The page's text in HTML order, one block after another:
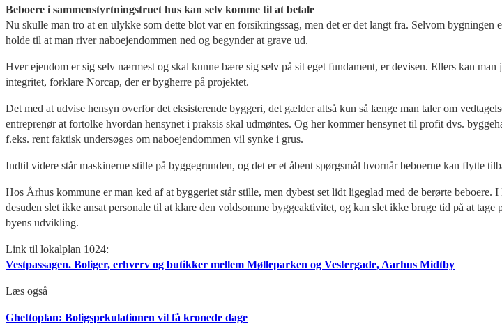
Beboere i sammenstyrtningstruet hus kan selv komme til at betale
Nu skulle man tro at en ulykke som dette blot var en forsikringssag, men det er det langt fra. Selvom bygningen
holde til at man river naboejendommen ned og begynder at grave ud.
Hver ejendom er sig selv nærmest og skal kunne bære sig selv på sit eget fundament, er devisen. Ellers kan
integritet, forklare Norcap, der er bygherre på projektet.
Det med at udvise hensyn overfor det eksisterende byggeri, det gælder altså kun så længe man taler om
entreprenør at fortolke hvordan hensynet i praksis skal udmøntes. Og her kommer hensynet til profit dvs.
f.eks. rent faktisk undersøges om naboejendommen vil synke i grus.
Indtil videre står maskinerne stille på byggegrunden, og det er et åbent spørgsmål hvornår beboerne kan flytte
Hos Århus kommune er man ked af at byggeriet står stille, men dybest set lidt ligeglad med de berørte
desuden slet ikke ansat personale til at klare den voldsomme byggeaktivitet, og kan slet ikke bruge tid på at
byens udvikling.
Link til lokalplan 1024:
Vestpassagen. Boliger, erhverv og butikker mellem Mølleparken og Vestergade, Aarhus Midtby
Læs også
Ghettoplan: Boligspekulationen vil få kronede dage